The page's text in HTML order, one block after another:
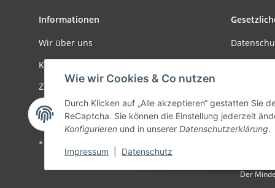
Wie wir Cookies & Co nutzen
Durch Klicken auf „Alle akzeptieren“ gestatten Sie
ReCaptcha. Sie können die Einstellung jederzeit
Konfigurieren und in unserer Datenschutzerklärung.
Impressum Datenschutz
Informationen
Wir über uns
Kontakt
Zahlungsmöglichkeiten
Versandinformationen
* Alle Preise zzgl. gesetzlicher USt., zzgl.
Der